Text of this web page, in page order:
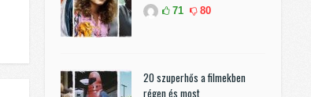
71 80
20 szuperhős a filmekben
régen és most